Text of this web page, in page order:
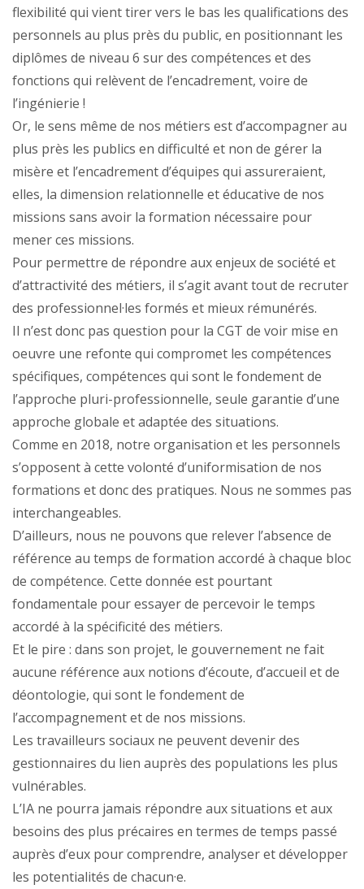
flexibilité qui vient tirer vers le bas les qualifications des
personnels au plus près du public, en positionnant les
diplômes de niveau 6 sur des compétences et des
fonctions qui relèvent de l’encadrement, voire de
l’ingénierie !
Or, le sens même de nos métiers est d’accompagner au
plus près les publics en difficulté et non de gérer la
misère et l’encadrement d’équipes qui assureraient,
elles, la dimension relationnelle et éducative de nos
missions sans avoir la formation nécessaire pour
mener ces missions.
Pour permettre de répondre aux enjeux de société et
d’attractivité des métiers, il s’agit avant tout de recruter
des professionnel·les formés et mieux rémunérés.
Il n’est donc pas question pour la CGT de voir mise en
oeuvre une refonte qui compromet les compétences
spécifiques, compétences qui sont le fondement de
l’approche pluri-professionnelle, seule garantie d’une
approche globale et adaptée des situations.
Comme en 2018, notre organisation et les personnels
s’opposent à cette volonté d’uniformisation de nos
formations et donc des pratiques. Nous ne sommes pas
interchangeables.
D’ailleurs, nous ne pouvons que relever l’absence de
référence au temps de formation accordé à chaque bloc
de compétence. Cette donnée est pourtant
fondamentale pour essayer de percevoir le temps
accordé à la spécificité des métiers.
Et le pire : dans son projet, le gouvernement ne fait
aucune référence aux notions d’écoute, d’accueil et de
déontologie, qui sont le fondement de
l’accompagnement et de nos missions.
Les travailleurs sociaux ne peuvent devenir des
gestionnaires du lien auprès des populations les plus
vulnérables.
L’IA ne pourra jamais répondre aux situations et aux
besoins des plus précaires en termes de temps passé
auprès d’eux pour comprendre, analyser et développer
les potentialités de chacun·e.